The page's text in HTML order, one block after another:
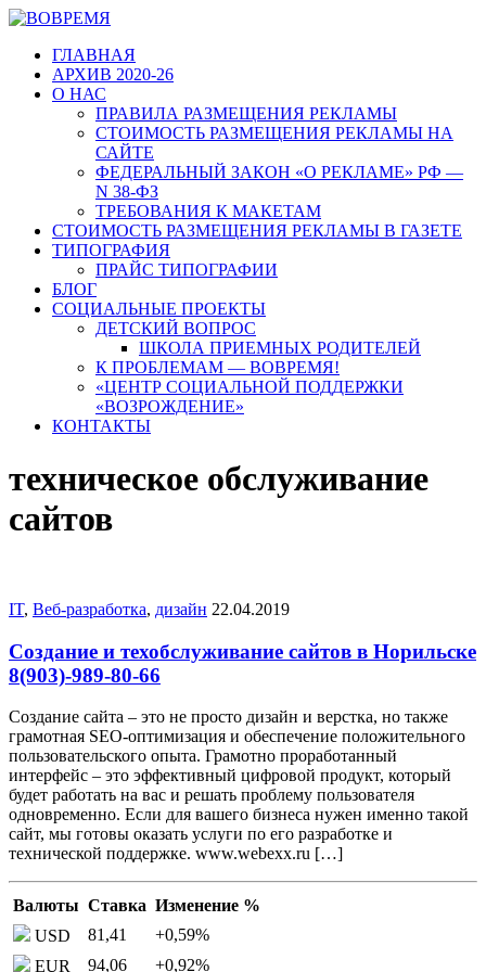
ГЛАВНАЯ
АРХИВ 2020-26
О НАС
ПРАВИЛА РАЗМЕЩЕНИЯ РЕКЛАМЫ
СТОИМОСТЬ РАЗМЕЩЕНИЯ РЕКЛАМЫ НА
САЙТЕ
ФЕДЕРАЛЬНЫЙ ЗАКОН «О РЕКЛАМЕ» РФ —
N 38-ФЗ
ТРЕБОВАНИЯ К МАКЕТАМ
СТОИМОСТЬ РАЗМЕЩЕНИЯ РЕКЛАМЫ В ГАЗЕТЕ
ТИПОГРАФИЯ
ПРАЙС ТИПОГРАФИИ
БЛОГ
СОЦИАЛЬНЫЕ ПРОЕКТЫ
ДЕТСКИЙ ВОПРОС
ШКОЛА ПРИЕМНЫХ РОДИТЕЛЕЙ
К ПРОБЛЕМАМ — ВОВРЕМЯ!
«ЦЕНТР СОЦИАЛЬНОЙ ПОДДЕРЖКИ
«ВОЗРОЖДЕНИЕ»
КОНТАКТЫ
техническое обслуживание
сайтов
IT, Веб-разработка, дизайн 22.04.2019
Создание и техобслуживание сайтов в Норильске
8(903)-989-80-66
Создание сайта – это не просто дизайн и верстка, но также
грамотная SEO-оптимизация и обеспечение положительного
пользовательского опыта. Грамотно проработанный
интерфейс – это эффективный цифровой продукт, который
будет работать на вас и решать проблему пользователя
одновременно. Если для вашего бизнеса нужен именно такой
сайт, мы готовы оказать услуги по его разработке и
технической поддержке. www.webexx.ru […]
Валюты Ставка Изменение %
USD
81,41 +0,59%
EUR
94,06 +0,92%